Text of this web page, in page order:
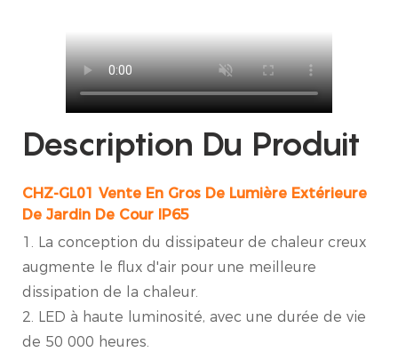
Description Du Produit
CHZ-GL01 Vente En Gros De Lumière Extérieure
De Jardin De Cour IP65
1. La conception du dissipateur de chaleur creux
augmente le flux d'air pour une meilleure
dissipation de la chaleur.
2. LED à haute luminosité, avec une durée de vie
de 50 000 heures.